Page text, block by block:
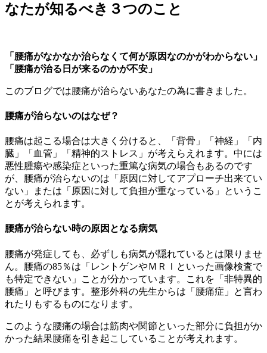
なたが知るべき３つのこと
「腰痛がなかなか治らなくて何が原因なのかがわからない」
「腰痛が治る日が来るのかが不安」
このブログでは腰痛が治らないあなたの為に書きました。
腰痛が治らないのはなぜ？
腰痛は起こる場合は大きく分けると、「背骨」「神経」「内
臓」「血管」「精神的ストレス」が考えらえれます。中には
悪性腫瘍や感染症といった重篤な病気の場合もあるのです
が、腰痛が治らないのは「原因に対してアプローチ出来てい
ない」または「原因に対して負担が重なっている」というこ
とが考えられます。
腰痛が治らない時の原因となる病気
腰痛が発症しても、必ずしも病気が隠れているとは限りませ
ん。腰痛の85％は「レントゲンやＭＲＩといった画像検査で
も特定できない」ことが分かっています。これを「非特異的
腰痛」と呼びます。整形外科の先生からは「腰痛症」と言わ
れたりもするものになります。
このような腰痛の場合は筋肉や関節といった部分に負担がか
かった結果腰痛を引き起こしていることが考えれます。